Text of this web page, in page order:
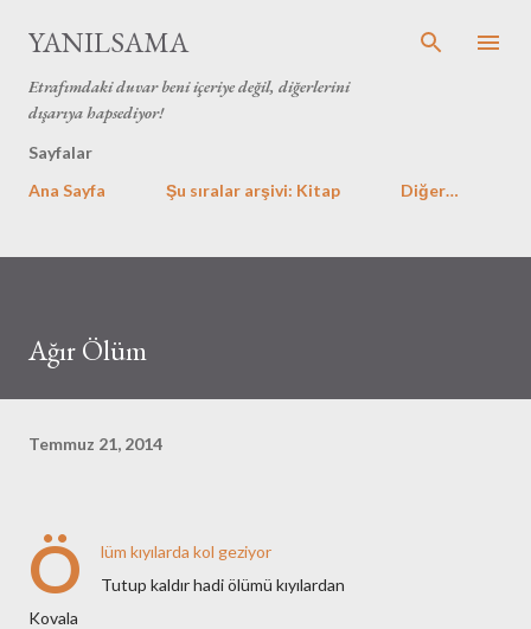
YANILSAMA
Etrafımdaki duvar beni içeriye değil, diğerlerini
dışarıya hapsediyor!
Sayfalar
Ana Sayfa
Şu sıralar arşivi: Kitap Diğer…
Ağır Ölüm
Temmuz 21, 2014
Ö
lüm kıyılarda kol geziyor
Tutup kaldır hadi ölümü kıyılardan
Kovala